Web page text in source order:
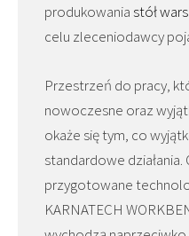
produkowaniastół
celu zleceniodawcy
Przestrzeń do pracy,
nowoczesne oraz
okaże się tym, co
standardowe
przygotowane
KARNATECH